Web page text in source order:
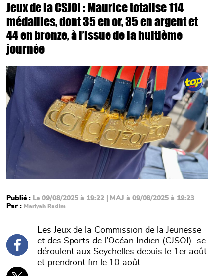
Jeux de la CSJOI : Maurice totalise 114
médailles, dont 35 en or, 35 en argent et
44 en bronze, à l’issue de la huitième
journée
Main picture
Publié : Le 09/08/2025 à 19:22 | MAJ à 09/08/2025 à 19:23
Par : Mariyah Radim
Les Jeux de la Commission de la Jeunesse
et des Sports de l’Océan Indien (CJSOI) se
déroulent aux Seychelles depuis le 1er août
et prendront fin le 10 août.